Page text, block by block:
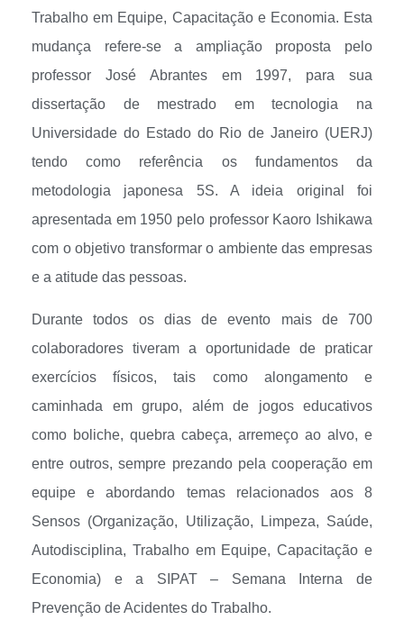
Trabalho em Equipe, Capacitação e Economia. Esta
mudança refere-se a ampliação proposta pelo
professor José Abrantes em 1997, para sua
dissertação de mestrado em tecnologia na
Universidade do Estado do Rio de Janeiro (UERJ)
tendo como referência os fundamentos da
metodologia japonesa 5S. A ideia original foi
apresentada em 1950 pelo professor Kaoro Ishikawa
com o objetivo transformar o ambiente das empresas
e a atitude das pessoas.
Durante todos os dias de evento mais de 700
colaboradores tiveram a oportunidade de praticar
exercícios físicos, tais como alongamento e
caminhada em grupo, além de jogos educativos
como boliche, quebra cabeça, arremeço ao alvo, e
entre outros, sempre prezando pela cooperação em
equipe e abordando temas relacionados aos 8
Sensos (Organização, Utilização, Limpeza, Saúde,
Autodisciplina, Trabalho em Equipe, Capacitação e
Economia) e a SIPAT – Semana Interna de
Prevenção de Acidentes do Trabalho.